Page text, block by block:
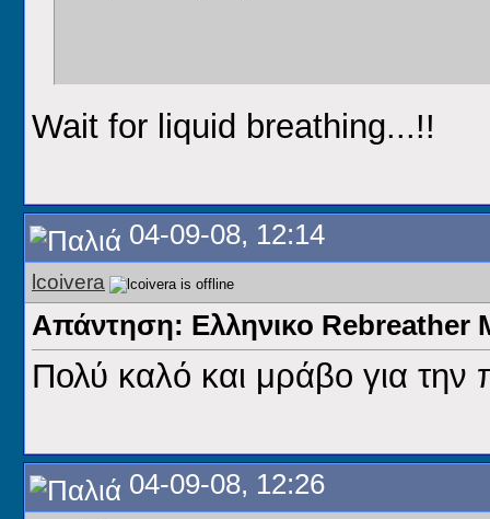
Wait for liquid breathing...!!
04-09-08, 12:14
lcoivera
Απάντηση: Ελληνικο Rebreather
Πολύ καλό και μράβο για την
04-09-08, 12:26